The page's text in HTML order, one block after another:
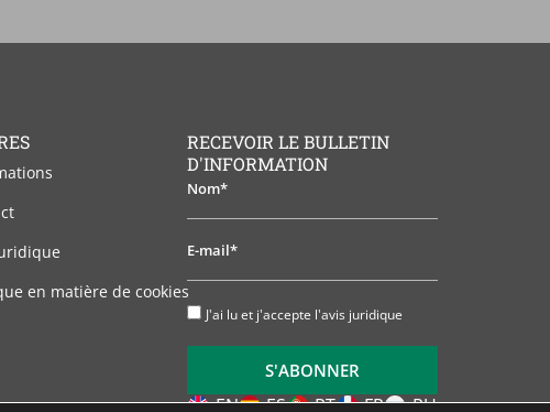
en matière de cookies
RECEVOIR LE BULLETIN
D'INFORMATION
Nom*
E-
J'ai
et
l'avis
J'ai lu et j'accepte l'avis juridique
S'ABONNER
EN ES PT FR RU